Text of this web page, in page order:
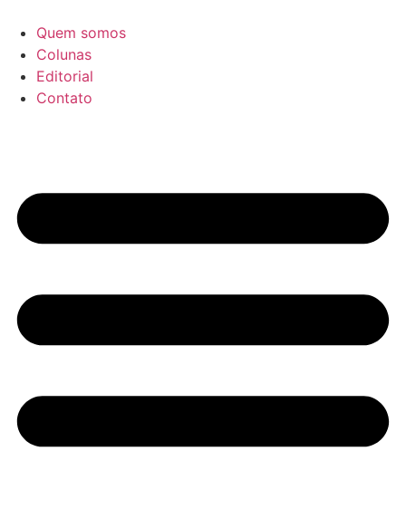
para
conteúdo
Quem somos
Colunas
Editorial
Contato